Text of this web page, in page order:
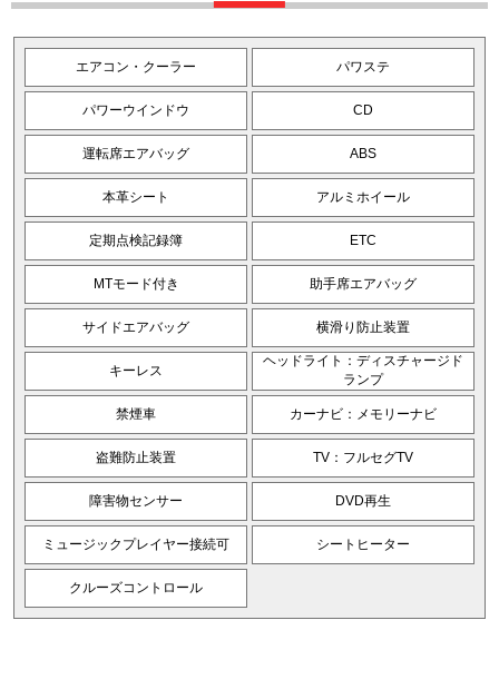
エアコン・クーラー パワステ
パワーウインドウ CD
運転席エアバッグ ABS
本革シート アルミホイール
定期点検記録簿 ETC
MTモード付き 助手席エアバッグ
サイドエアバッグ 横滑り防止装置
キーレス
ヘッドライト：ディスチャージド
ランプ
禁煙車 カーナビ：メモリーナビ
盗難防止装置 TV：フルセグTV
障害物センサー DVD再生
ミュージックプレイヤー接続可 シートヒーター
クルーズコントロール